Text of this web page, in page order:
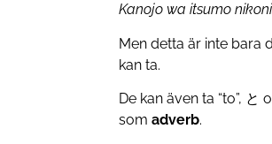
Kanojo wa itsumo
Men detta är inte bara
kan ta.
De kan även ta “to”,
somadverb.